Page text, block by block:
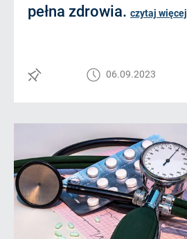
pełna zdrowia. czytaj więcej
06.09.2023